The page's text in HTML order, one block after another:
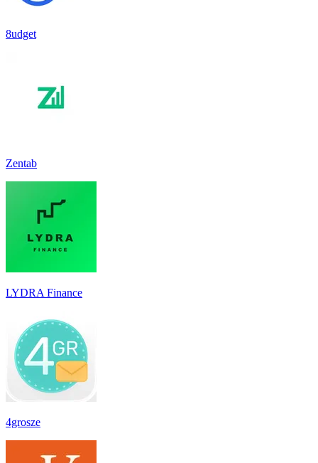
8udget
Zentab
LYDRA Finance
4grosze